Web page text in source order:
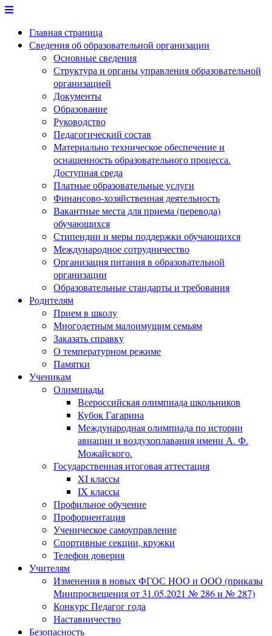
Перейти
содержимому
Главная страница
Сведения об образовательной организации
Основные сведения
Структура и органы управления образовательной
организацией
Документы
Образование
Руководство
Педагогический состав
Материально техническое обеспечение и
оснащенность образовательного процесса.
Доступная среда
Платные образовательные услуги
Финансово-хозяйственная деятельность
Вакантные места для приема (перевода)
обучающихся
Стипендии и меры поддержки обучающихся
Международное сотрудничество
Организация питания в образовательной
организации
Образовательные стандарты и требования
Родителям
Прием в школу
Многодетным малоимущим семьям
Заказать справку
О температурном режиме
Памятки
Ученикам
Олимпиады
Всероссийская олимпиада школьников
Кубок Гагарина
Международная олимпиада по истории
авиации и воздухоплавания имени А. Ф.
Можайского.
Государственная итоговая аттестация
XI классы
IX классы
Профильное обучение
Профориентация
Ученическое самоуправление
Спортивные секции, кружки
Телефон доверия
Учителям
Изменения в новых ФГОС НОО и ООО (приказы
Минпросвещения от 31.05.2021 № 286 и № 287)
Конкурс Педагог года
Наставничество
Безопасность